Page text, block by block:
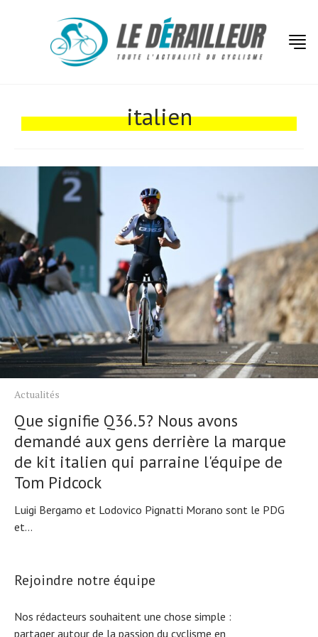
italien
Actualités
Que signifie Q36.5? Nous avons
demandé aux gens derrière la marque
de kit italien qui parraine l'équipe de
Tom Pidcock
Luigi Bergamo et Lodovico Pignatti Morano sont le PDG
et...
Rejoindre notre équipe
Nos rédacteurs souhaitent une chose simple :
partager autour de la passion du cyclisme en
Tests de produits
Conseils
Tendances
Tous nos articles
À propos